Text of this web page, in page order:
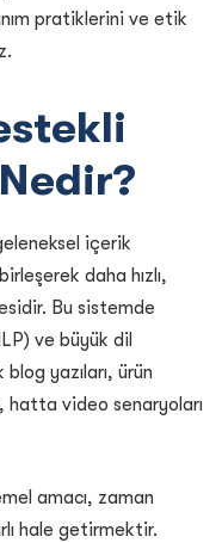
pratiklerini ve etik
içerik
daha hızlı,
Bu sistemde
ve büyük dil
yazıları, ürün
hatta video senaryoları
amacı, zaman
hale getirmektir.